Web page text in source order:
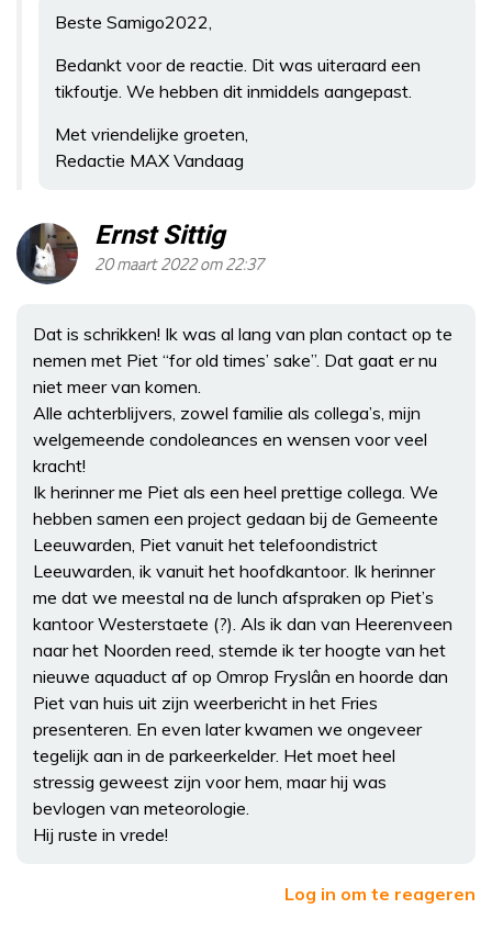
Beste Samigo2022,
Bedankt voor de reactie. Dit was uiteraard een
tikfoutje. We hebben dit inmiddels aangepast.
Met vriendelijke groeten,
Redactie MAX Vandaag
Ernst Sittig
20 maart 2022 om 22:37
Dat is schrikken! Ik was al lang van plan contact op te
nemen met Piet “for old times’ sake”. Dat gaat er nu
niet meer van komen.
Alle achterblijvers, zowel familie als collega’s, mijn
welgemeende condoleances en wensen voor veel
kracht!
Ik herinner me Piet als een heel prettige collega. We
hebben samen een project gedaan bij de Gemeente
Leeuwarden, Piet vanuit het telefoondistrict
Leeuwarden, ik vanuit het hoofdkantoor. Ik herinner
me dat we meestal na de lunch afspraken op Piet’s
kantoor Westerstaete (?). Als ik dan van Heerenveen
naar het Noorden reed, stemde ik ter hoogte van het
nieuwe aquaduct af op Omrop Fryslân en hoorde dan
Piet van huis uit zijn weerbericht in het Fries
presenteren. En even later kwamen we ongeveer
tegelijk aan in de parkeerkelder. Het moet heel
stressig geweest zijn voor hem, maar hij was
bevlogen van meteorologie.
Hij ruste in vrede!
Log in om te reageren